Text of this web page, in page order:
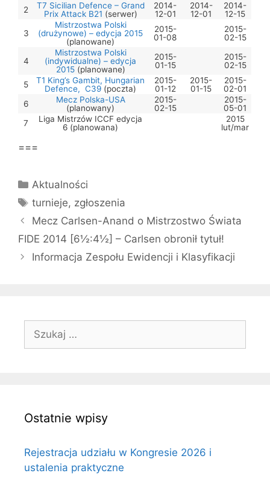
2
T7 Sicilian Defence – Grand
Prix Attack B21 (serwer)
2014-
12-01
2014-
12-01
2014-
12-15
3
Mistrzostwa Polski
(drużynowe) – edycja 2015
(planowane)
2015-
01-08
2015-
02-15
4
Mistrzostwa Polski
(indywidualne) – edycja
2015(planowane)
2015-
01-15
2015-
02-15
5
T1 King’s Gambit, Hungarian
Defence, C39 (poczta)
2015-
01-12
2015-
01-15
2015-
02-01
6
Mecz Polska-USA
(planowany)
2015-
02-15
2015-
05-01
7
Liga Mistrzów ICCF edycja
6 (planowana)
2015
lut/mar
===
Kategorie
Aktualności
Tagi
turnieje, zgłoszenia
Mecz Carlsen-Anand o Mistrzostwo Świata
FIDE 2014 [6½:4½] – Carlsen obronił tytuł!
Informacja Zespołu Ewidencji i Klasyfikacji
Szukaj:
Ostatnie wpisy
Rejestracja udziału w Kongresie 2026 i
ustalenia praktyczne